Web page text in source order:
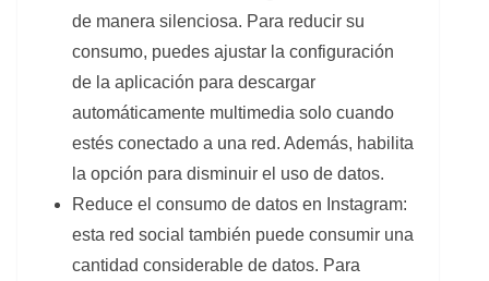
de manera silenciosa. Para reducir su
consumo, puedes ajustar la configuración
de la aplicación para descargar
automáticamente multimedia solo cuando
estés conectado a una red. Además, habilita
la opción para disminuir el uso de datos.
Reduce el consumo de datos en Instagram:
esta red social también puede consumir una
cantidad considerable de datos. Para